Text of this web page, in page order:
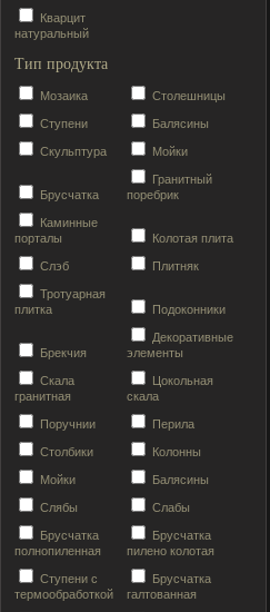
Кварцит
натуральный
Тип продукта
Мозаика Столешницы
Ступени Балясины
Скульптура Мойки
Брусчатка
Гранитный
поребрик
Каминные
порталы
Колотая плита
Слэб Плитняк
Тротуарная
плитка
Подоконники
Брекчия
Декоративные
элементы
Скала
гранитная
Цокольная
скала
Поручнии Перила
Столбики Колонны
Мойки Балясины
Слябы Слабы
Брусчатка
полнопиленная
Брусчатка
пилено колотая
Ступени с
термообработкой
Брусчатка
галтованная